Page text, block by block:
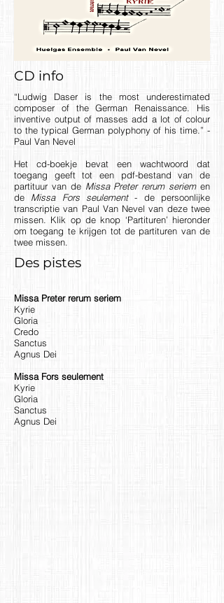
CD info
“Ludwig Daser is the most underestimated
composer of the German Renaissance. His
inventive output of masses add a lot of colour
to the typical German polyphony of his time.” -
Paul Van Nevel
Het cd-boekje bevat een wachtwoord dat
toegang geeft tot een pdf-bestand van de
partituur van de Missa Preter rerum seriemen
de Missa Fors seulement- de persoonlijke
transcriptie van Paul Van Nevel van deze twee
missen. Klik op de knop ‘Partituren’ hieronder
om toegang te krijgen tot de partituren van de
twee missen.
Des pistes
Missa Preter rerum seriem
Kyrie
Gloria
Credo
Sanctus
Agnus Dei
Missa Fors seulement
Kyrie
Gloria
Sanctus
Agnus Dei